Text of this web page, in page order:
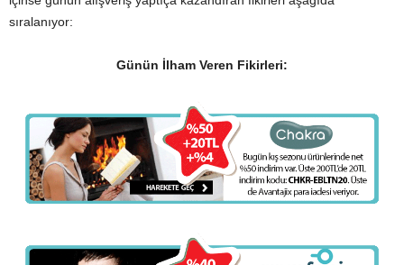
sıralanıyor:
Günün İlham Veren Fikirleri: